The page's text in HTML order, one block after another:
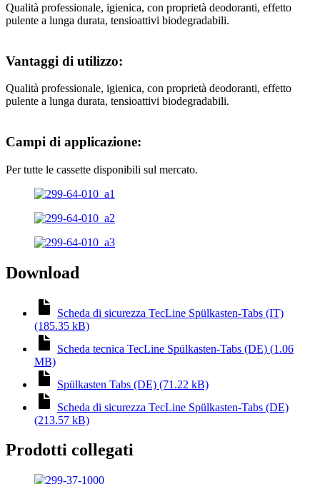
Qualità professionale, igienica, con proprietà deodoranti, effetto
pulente a lunga durata, tensioattivi biodegradabili.
Vantaggi di utilizzo:
Qualità professionale, igienica, con proprietà deodoranti, effetto
pulente a lunga durata, tensioattivi biodegradabili.
Campi di applicazione:
Per tutte le cassette disponibili sul mercato.
Download
Scheda di sicurezza TecLine Spülkasten-Tabs (IT)
(185.35 kB)
Scheda tecnica TecLine Spülkasten-Tabs (DE) (1.06
MB)
Spülkasten Tabs (DE) (71.22 kB)
Scheda di sicurezza TecLine Spülkasten-Tabs (DE)
(213.57 kB)
Prodotti collegati